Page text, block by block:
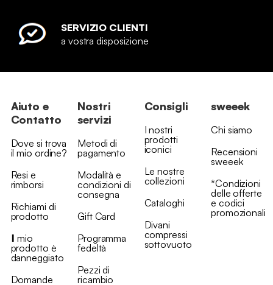
SERVIZIO CLIENTI
a vostra disposizione
Aiuto e
Contatto
Dove si trova
il mio ordine?
Resi e
rimborsi
Richiami di
prodotto
Il mio
prodotto è
danneggiato
Domande
Nostri
servizi
Metodi di
pagamento
Modalità e
condizioni di
consegna
Gift Card
Programma
fedeltà
Pezzi di
ricambio
Consigli
I nostri
prodotti
iconici
Le nostre
collezioni
Cataloghi
Divani
compressi
sottovuoto
sweeek
Chi siamo
Recensioni
sweeek
*Condizioni
delle offerte
e codici
promozionali